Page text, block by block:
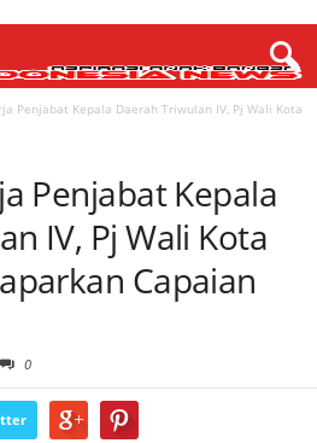
Penjabat Kepala Daerah Triwulan IV, Pj Wali Kota
Penjabat Kepala
IV, Pj Wali Kota
Capaian
0